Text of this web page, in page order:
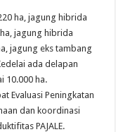
ha, jagung hibrida
jagung hibrida
jagung eks tambang
ada delapan
10.000 ha.
Evaluasi Peningkatan
dan koordinasi
PAJALE.